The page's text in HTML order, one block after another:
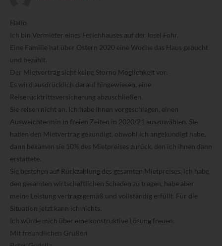
Hallo
Ich bin Vermieter eines Ferienhauses auf der Insel Föhr.
Eine Familie hat über Ostern 2020 eine Woche das Haus gebucht
und bezahlt.
Der Mietvertrag sieht keine Storno Möglichkeit vor.
Es wird ausdrücklich darauf hingewiesen, eine
Reiserücktrittsversicherung abzuschließen.
Sie reisen nicht an. Ich habe Ihnen vorgeschlagen, einen
Ausweichtermin in freien Zeiten in 2020/21 auszuwählen. Sie
haben den Mietvertrag gekündigt, obwohl ich angekündigt habe,
dann bekämen sie 10% des Mietpreises zurück, den ich Ihnen dann
erstattete.
Sie bestehen auf Rückzahlung des gesamten Mietpreises, ich habe
den gesamten wirtschaftlichen Schaden zu tragen, habe aber
meine Leistung vertragsgemäß und vollständig erfüllt. Für die
Situation jetzt kann ich nichts.
Ich würde mich über eine konstruktive Lösung freuen.
Mit freundlichen Grüßen